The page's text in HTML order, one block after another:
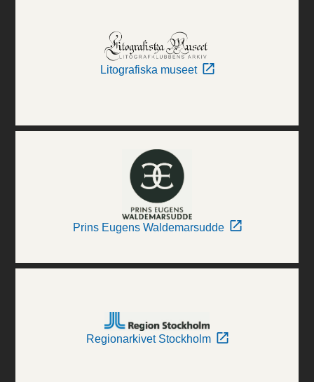
Litografiska museet
Prins Eugens Waldemarsudde
Regionarkivet Stockholm